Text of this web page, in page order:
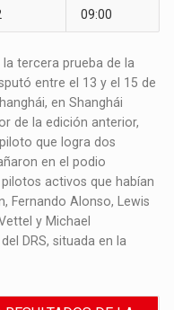
09:00
la tercera prueba de la
entre el 13 y el 15 de
en Shanghái
de la edición anterior,
que logra dos
en el podio
activos que habían
Fernando Alonso, Lewis
y Michael
DRS, situada en la